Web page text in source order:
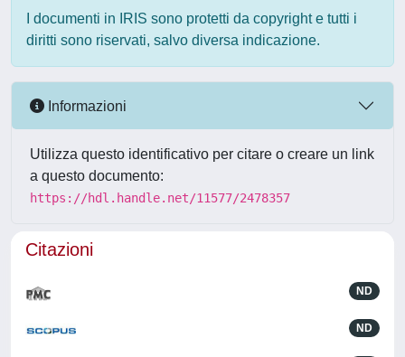
I documenti in IRIS sono protetti da copyright e tutti i
diritti sono riservati, salvo diversa indicazione.
Informazioni
Utilizza questo identificativo per citare o creare un link
a questo documento:
https://hdl.handle.net/11577/2478357
Citazioni
ND
ND